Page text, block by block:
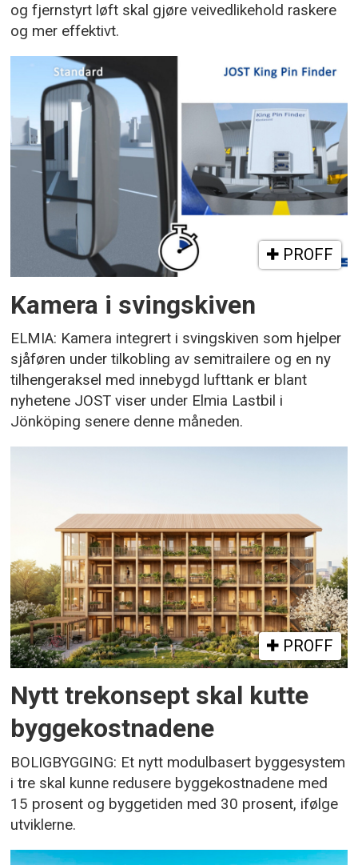
og fjernstyrt løft skal gjøre veivedlikehold raskere
og mer effektivt.
PROFF
Kamera i svingskiven
ELMIA: Kamera integrert i svingskiven som hjelper
sjåføren under tilkobling av semitrailere og en ny
tilhengeraksel med innebygd lufttank er blant
nyhetene JOST viser under Elmia Lastbil i
Jönköping senere denne måneden.
PROFF
Nytt trekonsept skal kutte
byggekostnadene
BOLIGBYGGING: Et nytt modulbasert byggesystem
i tre skal kunne redusere byggekostnadene med
15 prosent og byggetiden med 30 prosent, ifølge
utviklerne.